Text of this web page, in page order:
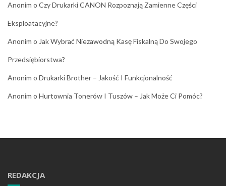
Anonim o Czy Drukarki CANON Rozpoznają Zamienne Części
Eksploatacyjne?
Anonim o Jak Wybrać Niezawodną Kasę Fiskalną Do Swojego
Przedsiębiorstwa?
Anonim o Drukarki Brother – Jakość I Funkcjonalność
Anonim o Hurtownia Tonerów I Tuszów – Jak Może Ci Pomóc?
REDAKCJA